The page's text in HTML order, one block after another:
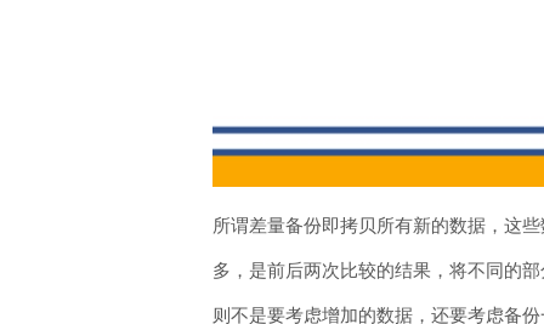
所谓差量备份即拷贝所有新的数据，这
多，是前后两次比较的结果，将不同的
则不是要考虑增加的数据，还要考虑备